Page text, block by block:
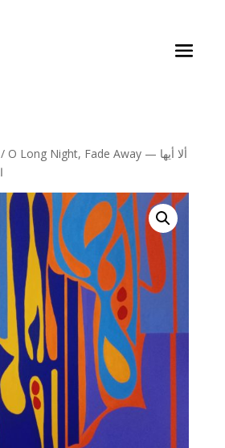
/ O Long Night, Fade Away — ألا أيها